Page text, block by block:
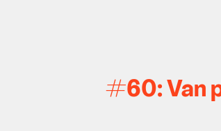
#60: Van